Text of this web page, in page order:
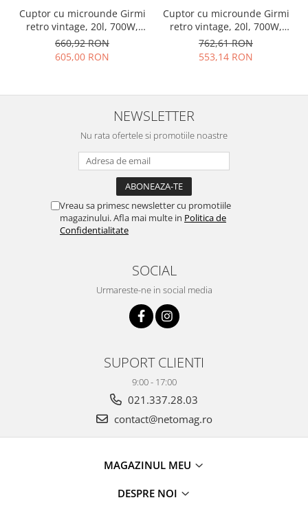
Cuptor cu microunde Girmi
retro vintage, 20l, 700W,
timer, grill, verde
660,92 RON
605,00 RON
Cuptor cu microunde Girmi
retro vintage, 20l, 700W,
timer, grill, rosu
762,61 RON
553,14 RON
NEWSLETTER
Nu rata ofertele si promotiile noastre
Vreau sa primesc newsletter cu promotiile
magazinului. Afla mai multe in Politica de
Confidentialitate
SOCIAL
Urmareste-ne in social media
SUPORT CLIENTI
9:00 - 17:00
021.337.28.03
contact@netomag.ro
MAGAZINUL MEU
DESPRE NOI